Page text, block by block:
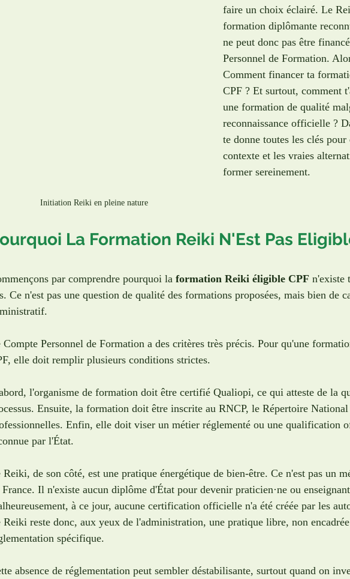
Initiation Reiki en pleine nature
faire un choix éclairé. Le
formation diplômante
ne peut donc pas être
Personnel de Formation.
Comment financer ta
CPF ? Et surtout, comment
une formation de qualité
reconnaissance officielle ?
te donne toutes les clés
contexte et les vraies
former sereinement.
La Formation Reiki N'Est Pas
par comprendre pourquoi la formation Reiki éligible CPF n'existe
Ce n'est pas une question de qualité des formations proposées, mais bien de
Compte Personnel de Formation a des critères très précis. Pour qu'une
elle doit remplir plusieurs conditions strictes.
l'organisme de formation doit être certifié Qualiopi, ce qui atteste de la
Ensuite, la formation doit être inscrite au RNCP, le Répertoire
Enfin, elle doit viser un métier réglementé ou une qualification
par l'État.
Reiki, de son côté, est une pratique énergétique de bien-être. Ce n'est pas un
France. Il n'existe aucun diplôme d'État pour devenir praticien·ne ou
à ce jour, aucune certification officielle n'a été créée par les
Reiki reste donc, aux yeux de l'administration, une pratique libre, non
spécifique.
absence de réglementation peut sembler déstabilisante, surtout quand on